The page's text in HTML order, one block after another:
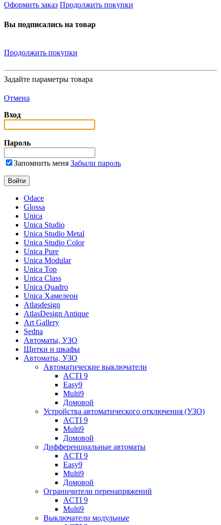
Оформить заказ Продолжить покупки
Вы подписались на товар
Продолжить покупки
Задайте параметры товара
Отмена
Вход
Пароль
Запомнить меня Забыли пароль
Odace
Glossa
Unica
Unica Studio
Unica Studio Metal
Unica Studio Color
Unica Pure
Unica Modular
Unica Top
Unica Class
Unica Quadro
Unica Хамелеон
Atlasdesign
AtlasDesign Antique
Art Gallery
Sedna
Автоматы, УЗО
Щитки и шкафы
Автоматы, УЗО
Автоматические выключатели
ACTI 9
Easy9
Multi9
Домовой
Устройства автоматического отключения (УЗО)
ACTI 9
Multi9
Домовой
Дифференциальные автоматы
ACTI 9
Easy9
Multi9
Домовой
Ограничители перенапряжений
ACTI 9
Multi9
Выключатели модульные